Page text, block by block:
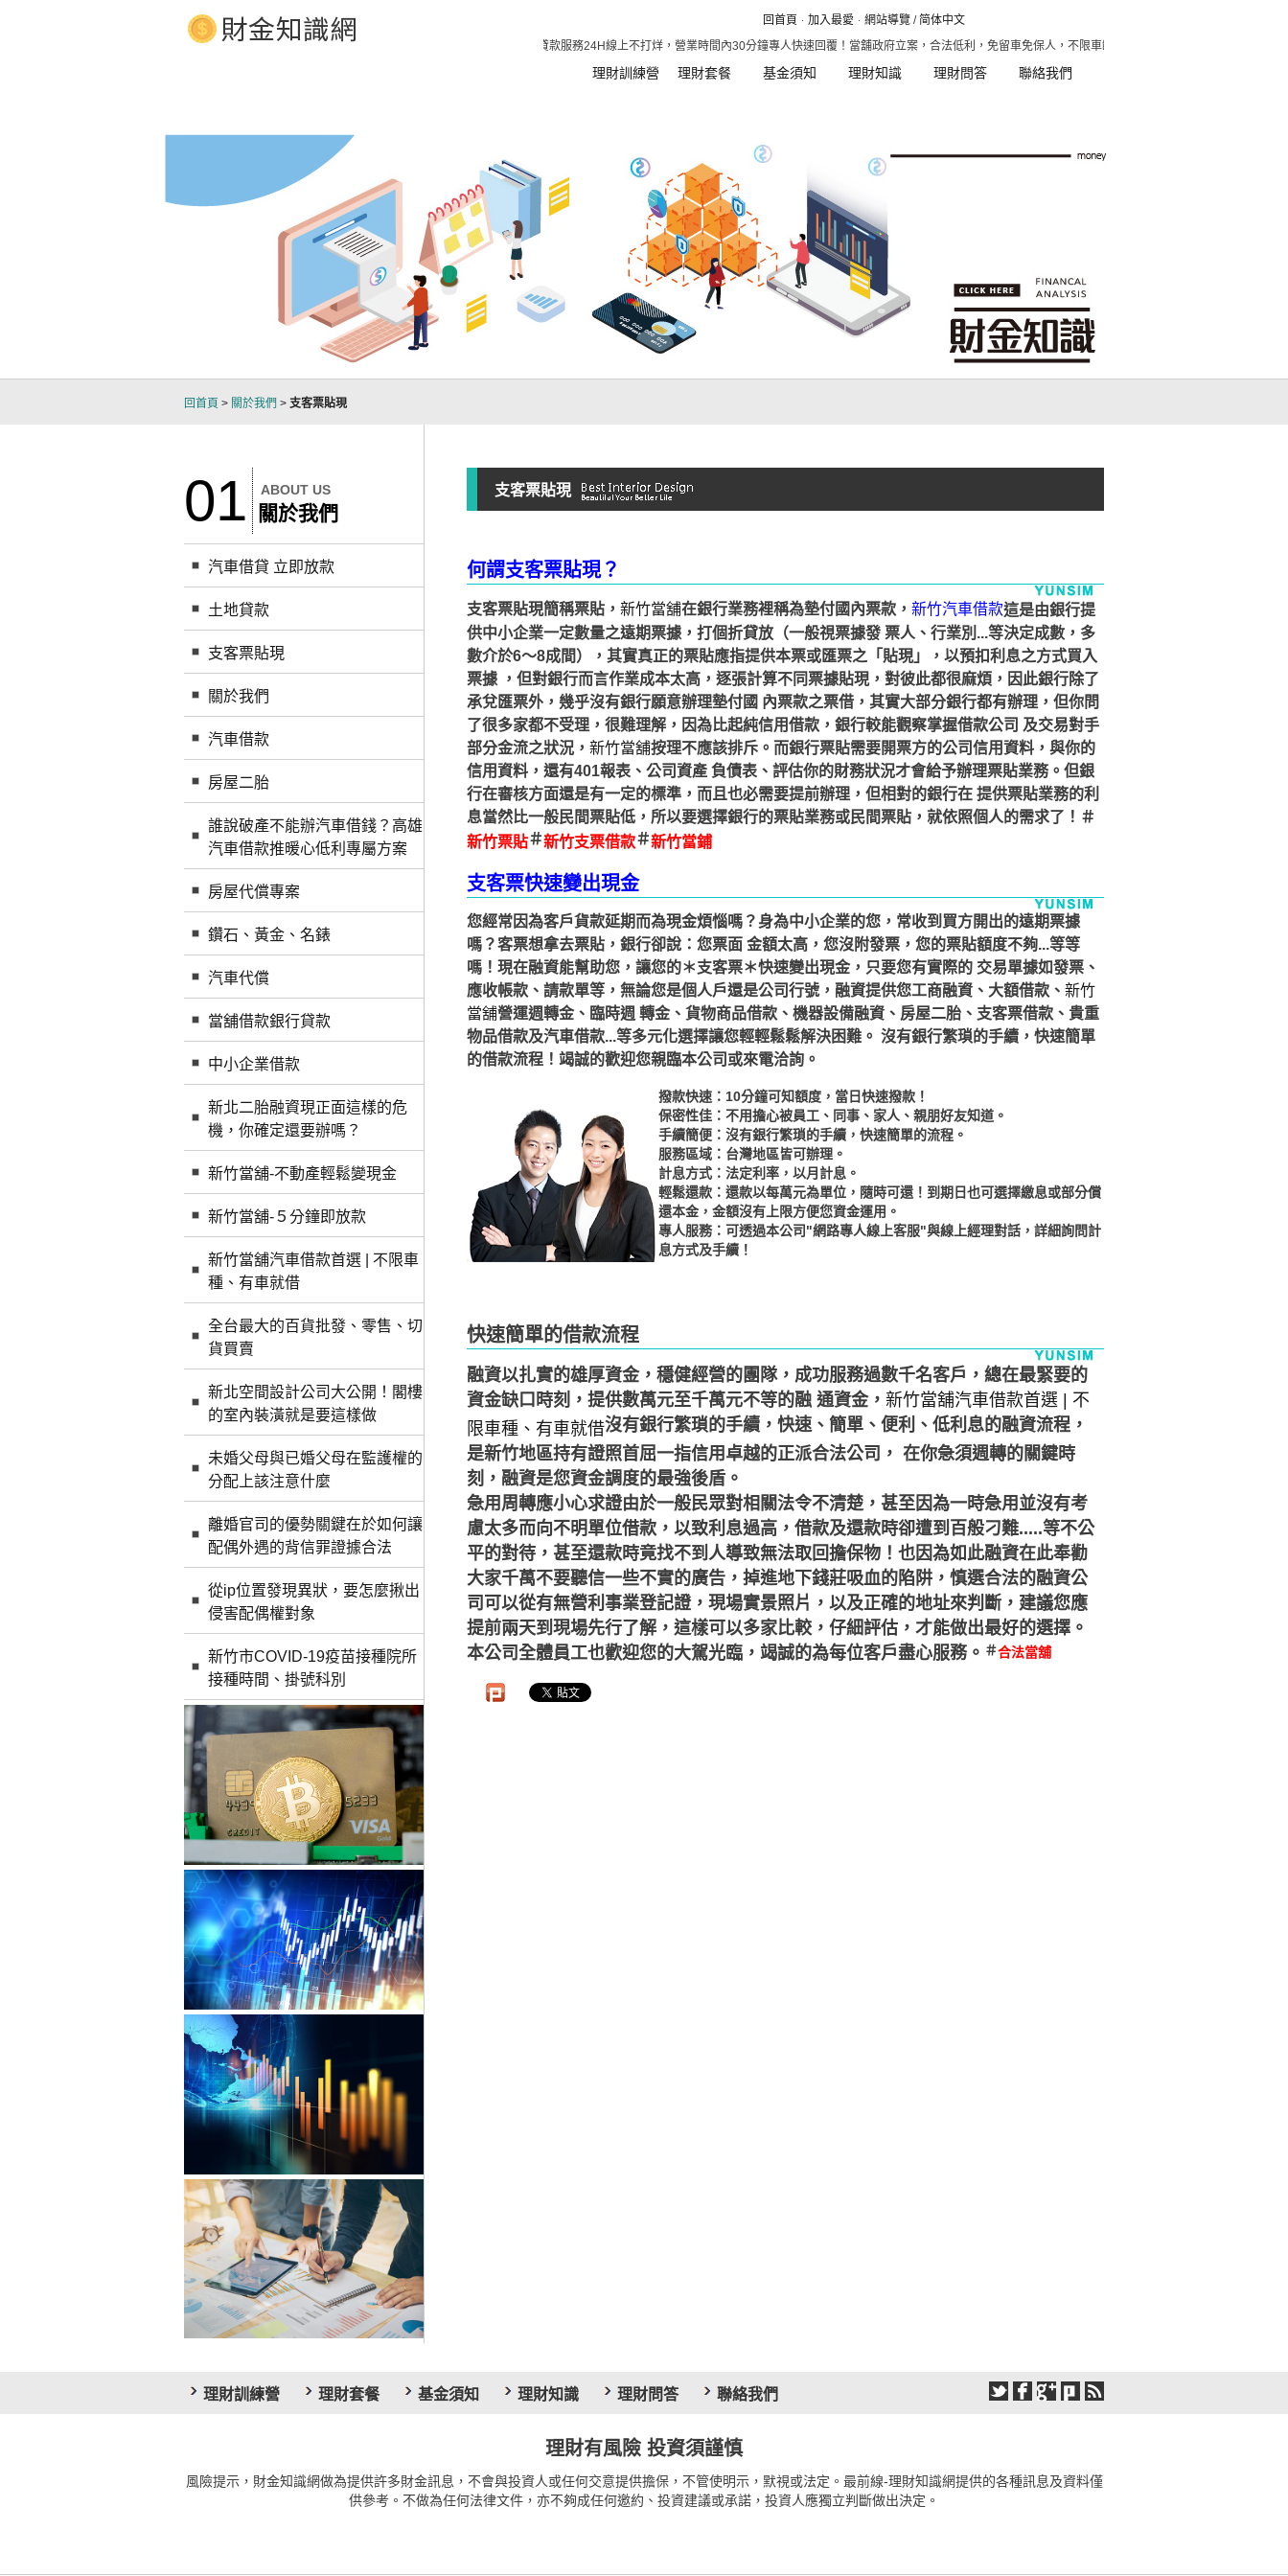
回首頁 加入最愛 網站導覽 /简体中文
當舖、汽車借款、汽車借款 立即放款1分鐘預知額度，貸款服務24H線上不打烊，營業時間內30分鐘專人快速回覆！當舖政府立案，合法低利，免留車免保人，不限車齡，快速放款，彈性本利攤還。、汽
理財訓練營 理財套餐 基金須知 理財知識 理財問答 聯絡我們
回首頁 > 關於我們 > 支客票貼現
01 ABOUT US
關於我們
汽車借貸 立即放款
土地貸款
支客票貼現
關於我們
汽車借款
房屋二胎
誰說破產不能辦汽車借錢？高雄
汽車借款推暖心低利專屬方案
房屋代償專案
鑽石、黃金、名錶
汽車代償
當舖借款銀行貸款
中小企業借款
新北二胎融資現正面這樣的危
機，你確定還要辦嗎？
新竹當舖-不動產輕鬆變現金
新竹當舖-５分鐘即放款
新竹當舖汽車借款首選 | 不限車
種、有車就借‎
全台最大的百貨批發、零售、切
貨買賣
新北空間設計公司大公開！閣樓
的室內裝潢就是要這樣做
未婚父母與已婚父母在監護權的
分配上該注意什麼
離婚官司的優勢關鍵在於如何讓
配偶外遇的背信罪證據合法
從ip位置發現異狀，要怎麼揪出
侵害配偶權對象
新竹市COVID-19疫苗接種院所
接種時間、掛號科別
支客票貼現
何謂支客票貼現？
支客票貼現簡稱票貼， 新竹當舖在銀行業務裡稱為墊付國內票款， 新竹汽車借款這是由銀行提
供中小企業一定數量之遠期票據，打個折貸放（一般視票據發 票人、行業別...等決定成數，多
數介於6～8成間），其實真正的票貼應指提供本票或匯票之「貼現」，以預扣利息之方式買入
票據 ，但對銀行而言作業成本太高，逐張計算不同票據貼現，對彼此都很麻煩，因此銀行除了
承兌匯票外，幾乎沒有銀行願意辦理墊付國 內票款之票借，其實大部分銀行都有辦理，但你問
了很多家都不受理，很難理解，因為比起純信用借款，銀行較能觀察掌握借款公司 及交易對手
部分金流之狀況， 新竹當舖按理不應該排斥。而銀行票貼需要開票方的公司信用資料，與你的
信用資料，還有401報表、公司資產 負債表、評估你的財務狀況才會給予辦理票貼業務。但銀
行在審核方面還是有一定的標準，而且也必需要提前辦理，但相對的銀行在 提供票貼業務的利
息當然比一般民間票貼低，所以要選擇銀行的票貼業務或民間票貼，就依照個人的需求了！＃
新竹票貼＃新竹支票借款＃新竹當鋪
支客票快速變出現金
您經常因為客戶貨款延期而為現金煩惱嗎？身為中小企業的您，常收到買方開出的遠期票據
嗎？客票想拿去票貼，銀行卻說：您票面 金額太高，您沒附發票，您的票貼額度不夠...等等
嗎！現在融資能幫助您，讓您的＊支客票＊快速變出現金，只要您有實際的 交易單據如發票、
應收帳款、請款單等，無論您是個人戶還是公司行號，融資提供您工商融資、大額借款、 新竹
當舖營運週轉金、臨時週 轉金、貨物商品借款、機器設備融資、房屋二胎、支客票借款、貴重
物品借款及汽車借款...等多元化選擇讓您輕輕鬆鬆解決困難。 沒有銀行繁瑣的手續，快速簡單
的借款流程！竭誠的歡迎您親臨本公司或來電洽詢。
撥款快速：10分鐘可知額度，當日快速撥款！
保密性佳：不用擔心被員工、同事、家人、親朋好友知道。
手續簡便：沒有銀行繁瑣的手續，快速簡單的流程。
服務區域：台灣地區皆可辦理。
計息方式：法定利率，以月計息。
輕鬆還款：還款以每萬元為單位，隨時可還！到期日也可選擇繳息或部分償
還本金，金額沒有上限方便您資金運用。
專人服務：可透過本公司"網路專人線上客服"與線上經理對話，詳細詢問計
息方式及手續！
快速簡單的借款流程
融資以扎實的雄厚資金，穩健經營的團隊，成功服務過數千名客戶，總在最緊要的
資金缺口時刻，提供數萬元至千萬元不等的融 通資金， 新竹當舖汽車借款首選 | 不
限車種、有車就借沒有銀行繁瑣的手續，快速、簡單、便利、低利息的融資流程，
是新竹地區持有證照首屈一指信用卓越的正派合法公司， 在你急須週轉的關鍵時
刻，融資是您資金調度的最強後盾。
急用周轉應小心求證由於一般民眾對相關法令不清楚，甚至因為一時急用並沒有考
慮太多而向不明單位借款，以致利息過高，借款及還款時卻遭到百般刁難.....等不公
平的對待，甚至還款時竟找不到人導致無法取回擔保物！也因為如此融資在此奉勸
大家千萬不要聽信一些不實的廣告，掉進地下錢莊吸血的陷阱，慎選合法的融資公
司可以從有無營利事業登記證，現場實景照片，以及正確的地址來判斷，建議您應
提前兩天到現場先行了解，這樣可以多家比較，仔細評估，才能做出最好的選擇。
本公司全體員工也歡迎您的大駕光臨，竭誠的為每位客戶盡心服務。 ＃合法當舖
理財訓練營 理財套餐 基金須知 理財知識 理財問答 聯絡我們
理財有風險 投資須謹慎
風險提示，財金知識網做為提供許多財金訊息，不會與投資人或任何交意提供擔保，不管使明示，默視或法定。最前線-理財知識網提供的各種訊息及資料僅
供參考。不做為任何法律文件，亦不夠成任何邀約、投資建議或承諾，投資人應獨立判斷做出決定。